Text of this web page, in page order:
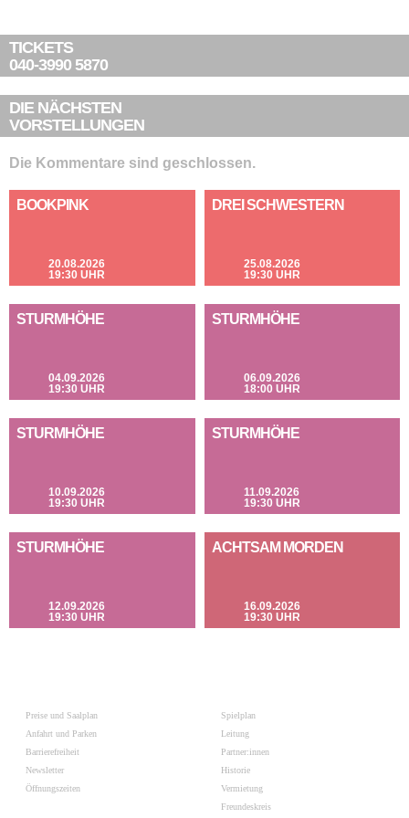
TICKETS
040-3990 5870
DIE NÄCHSTEN
VORSTELLUNGEN
Die Kommentare sind geschlossen.
BOOKPINK
20.08.2026
19:30 UHR
DREI SCHWESTERN
25.08.2026
19:30 UHR
STURMHÖHE
04.09.2026
19:30 UHR
STURMHÖHE
06.09.2026
18:00 UHR
STURMHÖHE
10.09.2026
19:30 UHR
STURMHÖHE
11.09.2026
19:30 UHR
STURMHÖHE
12.09.2026
19:30 UHR
ACHTSAM MORDEN
16.09.2026
19:30 UHR
Preise und Saalplan
Anfahrt und Parken
Barrierefreiheit
Newsletter
Öffnungszeiten
Spielplan
Leitung
Partner:innen
Historie
Vermietung
Freundeskreis